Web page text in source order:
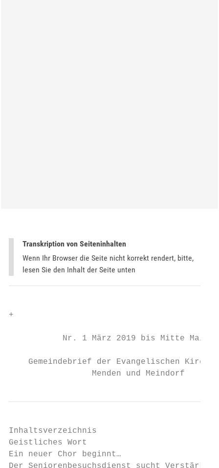
Transkription von Seiteninhalten
Wenn Ihr Browser die Seite nicht korrekt rendert, bitte,
lesen Sie den Inhalt der Seite unten
+
Nr. 1 März 2019 bis Mitte Mai
Gemeindebrief der Evangelischen
                 Menden und Meindorf
Inhaltsverzeichnis
Geistliches Wort
Ein neuer Chor beginnt…
Der Seniorenbesuchsdienst sucht